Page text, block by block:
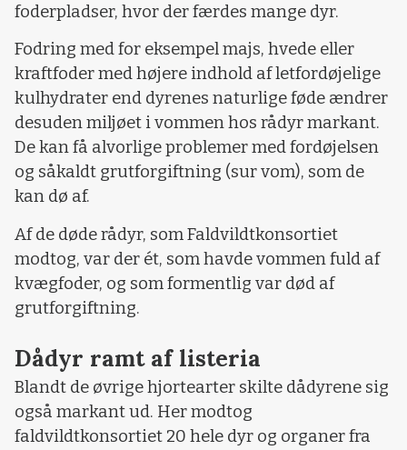
foderpladser, hvor der færdes mange dyr.
Fodring med for eksempel majs, hvede eller
kraftfoder med højere indhold af letfordøjelige
kulhydrater end dyrenes naturlige føde ændrer
desuden miljøet i vommen hos rådyr markant.
De kan få alvorlige problemer med fordøjelsen
og såkaldt grutforgiftning (sur vom), som de
kan dø af.
Af de døde rådyr, som Faldvildtkonsortiet
modtog, var der ét, som havde vommen fuld af
kvægfoder, og som formentlig var død af
grutforgiftning.
Dådyr ramt af listeria
Blandt de øvrige hjortearter skilte dådyrene sig
også markant ud. Her modtog
faldvildtkonsortiet 20 hele dyr og organer fra